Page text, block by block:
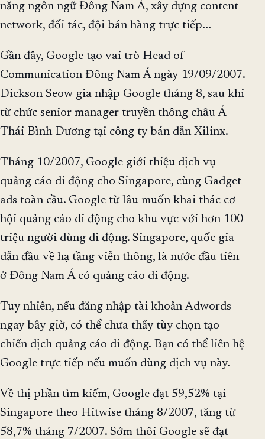
năng ngôn ngữ Đông Nam Á, xây dựng content
network, đối tác, đội bán hàng trực tiếp...
Gần đây, Google tạo vai trò Head of
Communication Đông Nam Á ngày 19/09/2007.
Dickson Seow gia nhập Google tháng 8, sau khi
từ chức senior manager truyền thông châu Á
Thái Bình Dương tại công ty bán dẫn Xilinx.
Tháng 10/2007, Google giới thiệu dịch vụ
quảng cáo di động cho Singapore, cùng Gadget
ads toàn cầu. Google từ lâu muốn khai thác cơ
hội quảng cáo di động cho khu vực với hơn 100
triệu người dùng di động. Singapore, quốc gia
dẫn đầu về hạ tầng viễn thông, là nước đầu tiên
ở Đông Nam Á có quảng cáo di động.
Tuy nhiên, nếu đăng nhập tài khoản Adwords
ngay bây giờ, có thể chưa thấy tùy chọn tạo
chiến dịch quảng cáo di động. Bạn có thể liên hệ
Google trực tiếp nếu muốn dùng dịch vụ này.
Về thị phần tìm kiếm, Google đạt 59,52% tại
Singapore theo Hitwise tháng 8/2007, tăng từ
58,7% tháng 7/2007. Sớm thôi Google sẽ đạt